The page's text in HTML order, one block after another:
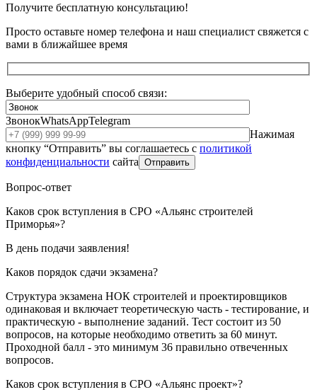
Получите бесплатную консультацию!
Просто оставьте номер телефона и наш специалист свяжется с
вами в ближайшее время
Выберите удобный способ связи:
ЗвонокWhatsAppTelegram
Нажимая
кнопку “Отправить” вы соглашаетесь с политикой
конфиденциальности сайта Отправить
Вопрос-ответ
Каков срок вступления в СРО «Альянс строителей
Приморья»?
В день подачи заявления!
Каков порядок сдачи экзамена?
Структура экзамена НОК строителей и проектировщиков
одинаковая и включает теоретическую часть - тестирование, и
практическую - выполнение заданий. Тест состоит из 50
вопросов, на которые необходимо ответить за 60 минут.
Проходной балл - это минимум 36 правильно отвеченных
вопросов.
Каков срок вступления в СРО «Альянс проект»?